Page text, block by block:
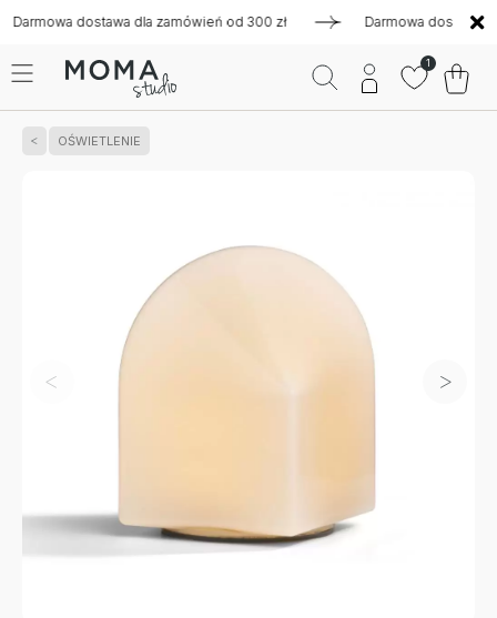
dostawa dla zamówień od 300 zł Darmowa dostawa dla
1
OŚWIETLENIE